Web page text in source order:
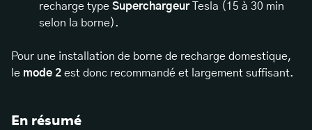
recharge type Superchargeur
Tesla (15 à 30 min
selon la borne).
Pour une installation de borne de recharge domestique,
le mode 2 est donc recommandé et largement suffisant.
En résumé